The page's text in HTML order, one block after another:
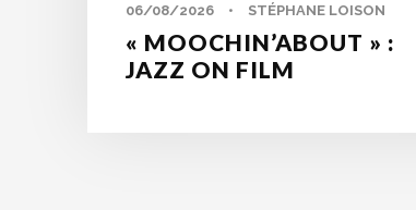
06/08/2026 • STÉPHANE LOISON
« MOOCHIN’ABOUT » :
JAZZ ON FILM